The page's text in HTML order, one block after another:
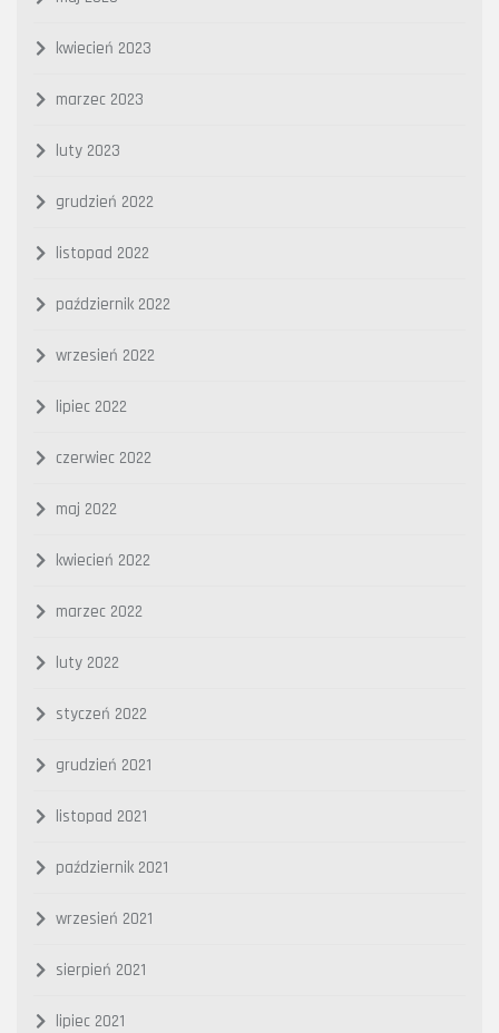
kwiecień 2023
marzec 2023
luty 2023
grudzień 2022
listopad 2022
październik 2022
wrzesień 2022
lipiec 2022
czerwiec 2022
maj 2022
kwiecień 2022
marzec 2022
luty 2022
styczeń 2022
grudzień 2021
listopad 2021
październik 2021
wrzesień 2021
sierpień 2021
lipiec 2021